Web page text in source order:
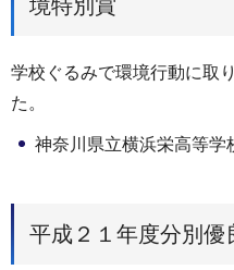
境特別賞
学校ぐるみで環境行動に取
た。
神奈川県立横浜栄高等学
平成２１年度分別優